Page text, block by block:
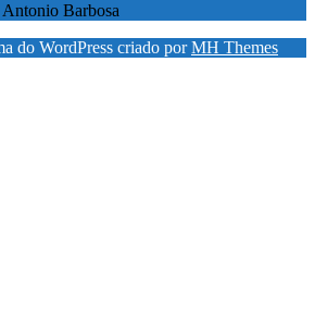
Barbosa
do WordPress criado porMH Themes